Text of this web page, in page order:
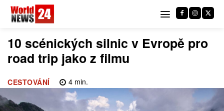
10 scénických silnic v Evropě pro
road trip jako z filmu
CESTOVÁNÍ 4min.